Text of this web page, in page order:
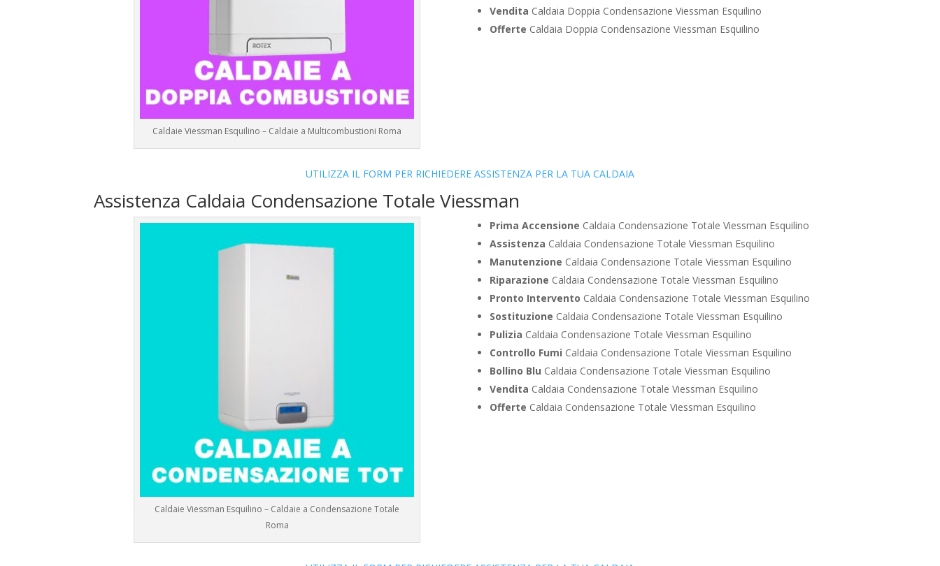
Caldaie Viessman Esquilino – Caldaie a Multicombustioni Roma
Vendita Caldaia Doppia Condensazione Viessman Esquilino
Offerte Caldaia Doppia Condensazione Viessman Esquilino
UTILIZZA IL FORM PER RICHIEDERE ASSISTENZA PER LA TUA CALDAIA
Assistenza Caldaia Condensazione Totale Viessman
Caldaie Viessman Esquilino – Caldaie a Condensazione Totale
Roma
Prima Accensione Caldaia Condensazione Totale Viessman Esquilino
Assistenza Caldaia Condensazione Totale Viessman Esquilino
Manutenzione Caldaia Condensazione Totale Viessman Esquilino
Riparazione Caldaia Condensazione Totale Viessman Esquilino
Pronto Intervento Caldaia Condensazione Totale Viessman Esquilino
Sostituzione Caldaia Condensazione Totale Viessman Esquilino
Pulizia Caldaia Condensazione Totale Viessman Esquilino
Controllo Fumi Caldaia Condensazione Totale Viessman Esquilino
Bollino Blu Caldaia Condensazione Totale Viessman Esquilino
Vendita Caldaia Condensazione Totale Viessman Esquilino
Offerte Caldaia Condensazione Totale Viessman Esquilino